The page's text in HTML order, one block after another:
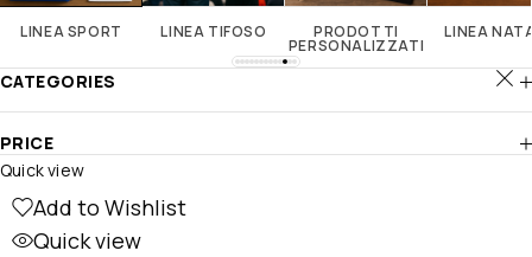
LINEA SPORT LINEA TIFOSO PRODOTTI
PERSONALIZZATI
LINEA
CATEGORIES
PRICE
Add to Wishlist
Quick view
Quick view